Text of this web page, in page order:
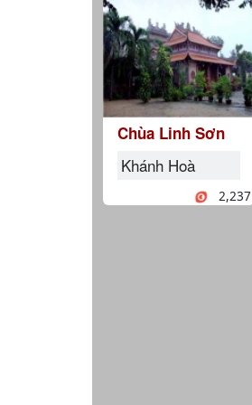
Chùa Linh Sơn
Khánh Hoà
2,237